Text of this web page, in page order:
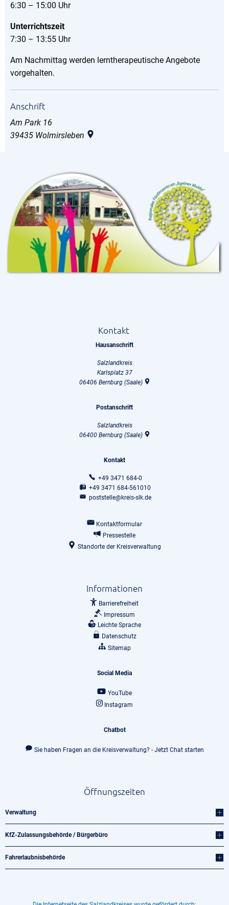
6:30 – 15:00 Uhr
Unterrichtszeit
7:30 – 13:55 Uhr
Am Nachmittag werden lerntherapeutische Angebote
vorgehalten.
Anschrift
Am Park 16
39435 Wolmirsleben
Kontakt
Hausanschrift
Salzlandkreis
Karlsplatz 37
06406 Bernburg (Saale)
Postanschrift
Salzlandkreis
06400 Bernburg (Saale)
Kontakt
+49 3471 684-0
+49 3471 684-561010
poststelle@kreis-slk.de
Kontaktformular
Pressestelle
Standorte der Kreisverwaltung
Informationen
Barrierefreiheit
Impressum
Leichte Sprache
Datenschutz
Sitemap
Social Media
YouTube
Instagram
Chatbot
Sie haben Fragen an die Kreisverwaltung? - Jetzt Chat starten
Öffnungszeiten
Verwaltung
KfZ-Zulassungsbehörde / Bürgerbüro
Fahrerlaubnisbehörde